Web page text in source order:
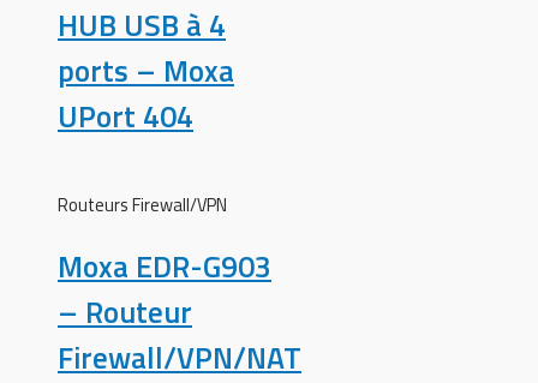
HUB USB à 4
ports – Moxa
UPort 404
Routeurs Firewall/VPN
Moxa EDR-G903
– Routeur
Firewall/VPN/NAT